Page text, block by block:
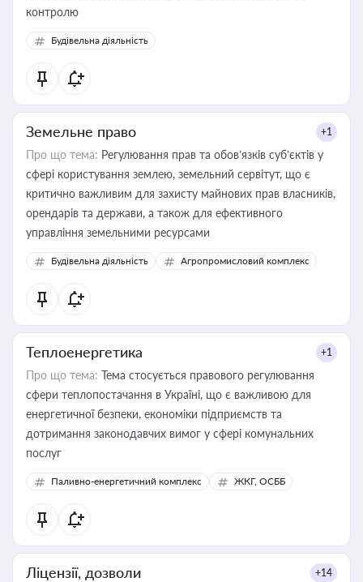
контролю
Будівельна діяльність
Земельне право +1
Про що тема: Регулювання прав та обов’язків суб’єктів у
сфері користування землею, земельний сервітут, що є
критично важливим для захисту майнових прав власників,
орендарів та держави, а також для ефективного
управління земельними ресурсами
Будівельна діяльність Агропромисловий комплекс
Теплоенергетика +1
Про що тема: Тема стосується правового регулювання
сфери теплопостачання в Україні, що є важливою для
енергетичної безпеки, економіки підприємств та
дотримання законодавчих вимог у сфері комунальних
послуг
Паливно-енергетичний комплекс ЖКГ, ОСББ
Ліцензії, дозволи +14